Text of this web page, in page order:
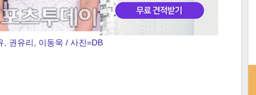
, 권유리, 이동욱 / 사진=DB